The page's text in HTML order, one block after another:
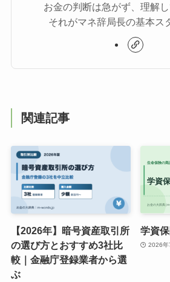
お金の判断は急がず、理解し
それがマネ辞局長の基本ス
関連記事
【2026年】暗号資産取引所
の選び方とおすすめ3社比
較｜金融庁登録業者から選
ぶ
学資
2026年